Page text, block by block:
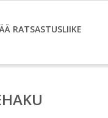
RATSASTUSLIIKE